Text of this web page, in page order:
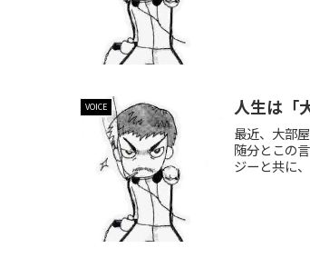
VOICE 人生は「
最近、大部
随分とこの
ジーと共に